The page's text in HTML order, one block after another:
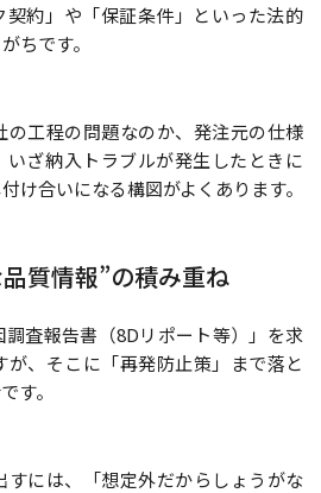
約」や「保証条件」といった法的
ちです。
の工程の問題なのか、発注元の仕様
いざ納入トラブルが発生したときに
け合いになる構図がよくあります。
質情報”の積み重ね
査報告書（8Dリポート等）」を求
、そこに「再発防止策」まで落と
す。
すには、「想定外だからしょうがな